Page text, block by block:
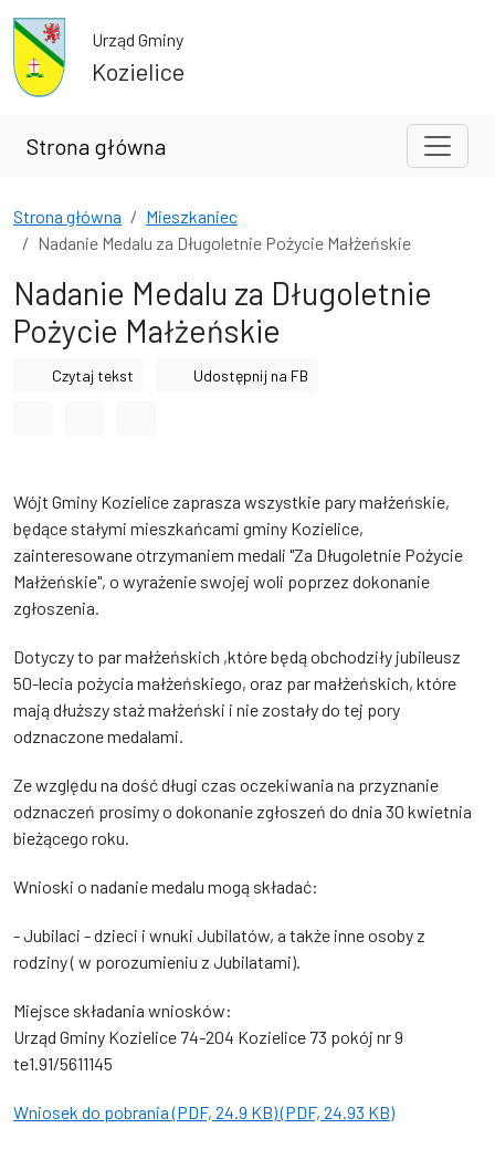
Przejdź do treści
Przejdź do wyszukiwarki
Urząd Gminy
Kozielice
Strona główna
Strona główna
Mieszkaniec
Nadanie Medalu za Długoletnie Pożycie Małżeńskie
Nadanie Medalu za Długoletnie
Pożycie Małżeńskie
Czytaj tekst Udostępnij na FB
Wójt Gminy Kozielice zaprasza wszystkie pary małżeńskie,
będące stałymi mieszkańcami gminy Kozielice,
zainteresowane otrzymaniem medali "Za Długoletnie Pożycie
Małżeńskie", o wyrażenie swojej woli poprzez dokonanie
zgłoszenia.
Dotyczy to par małżeńskich ,które będą obchodziły jubileusz
50-lecia pożycia małżeńskiego, oraz par małżeńskich, które
mają dłuższy staż małżeński i nie zostały do tej pory
odznaczone medalami.
Ze względu na dość długi czas oczekiwania na przyznanie
odznaczeń prosimy o dokonanie zgłoszeń do dnia 30 kwietnia
bieżącego roku.
Wnioski o nadanie medalu mogą składać:
- Jubilaci - dzieci i wnuki Jubilatów, a także inne osoby z
rodziny ( w porozumieniu z Jubilatami).
Miejsce składania wniosków:
Urząd Gminy Kozielice 74-204 Kozielice 73 pokój nr 9
te1.91/5611145
Wniosek do pobrania (PDF, 24.9 KB) (PDF, 24.93 KB)